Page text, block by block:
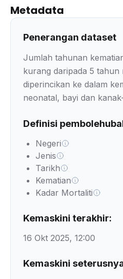
Metadata
Penerangan dataset
Jumlah tahunan
kurang daripada 5 tahun
diperincikan ke dalam
neonatal, bayi dan
Definisi
Negeri
Jenis
Tarikh
Kematian
Kadar Mortaliti
Kemaskini terakhir:
16 Okt 2025, 12:00
Kemaskini